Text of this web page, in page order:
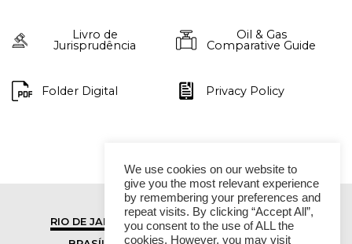
Livro de
Jurisprudência
Oil & Gas
Comparative Guide
Folder Digital Privacy Policy
RIO DE JANEIRO
SÃO PAULO
We use cookies on our website to
give you the most relevant experience
by remembering your preferences and
repeat visits. By clicking “Accept All”,
you consent to the use of ALL the
cookies. However, you may visit